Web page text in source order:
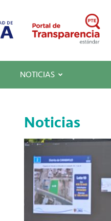
NOTICIAS
Noticias